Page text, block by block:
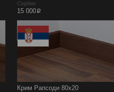
Сербия
15 000p
Крим Рапсоди 80х20